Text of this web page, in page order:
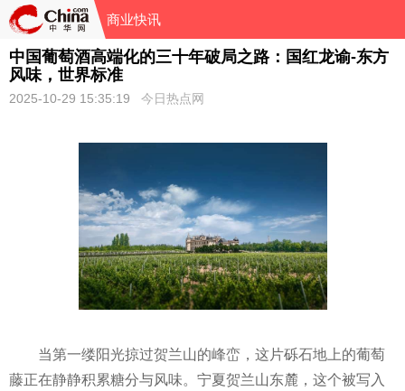
商业快讯
中国葡萄酒高端化的三十年破局之路：国红龙谕-东方
风味，世界标准
2025-10-29 15:35:19 今日热点网
当第一缕阳光掠过贺兰山的峰峦，这片砾石地上的葡萄
藤正在静静积累糖分与风味。宁夏贺兰山东麓，这个被写入